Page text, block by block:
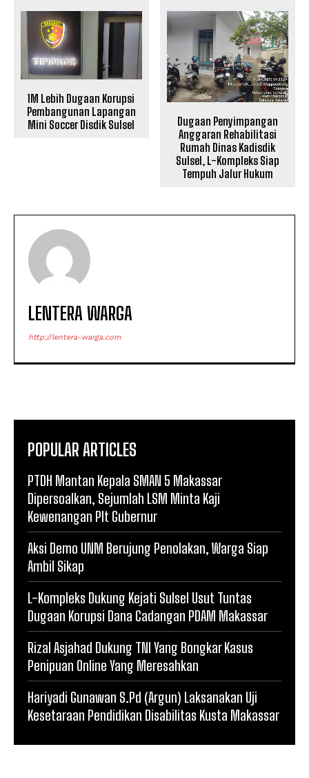
1M Lebih Dugaan Korupsi
Pembangunan Lapangan
Mini Soccer Disdik Sulsel
Dugaan Penyimpangan
Anggaran Rehabilitasi
Rumah Dinas Kadisdik
Sulsel, L-Kompleks Siap
Tempuh Jalur Hukum
LENTERA WARGA
http://lentera-warga.com
POPULAR ARTICLES
PTDH Mantan Kepala SMAN 5 Makassar
Dipersoalkan, Sejumlah LSM Minta Kaji
Kewenangan Plt Gubernur
Aksi Demo UNM Berujung Penolakan, Warga Siap
Ambil Sikap
L-Kompleks Dukung Kejati Sulsel Usut Tuntas
Dugaan Korupsi Dana Cadangan PDAM Makassar
Rizal Asjahad Dukung TNI Yang Bongkar Kasus
Penipuan Online Yang Meresahkan
Hariyadi Gunawan S.Pd (Argun) Laksanakan Uji
Kesetaraan Pendidikan Disabilitas Kusta Makassar